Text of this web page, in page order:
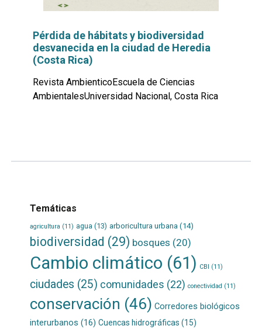
Pérdida de hábitats y biodiversidad
desvanecida en la ciudad de Heredia
(Costa Rica)
Revista AmbienticoEscuela de Ciencias
AmbientalesUniversidad Nacional, Costa Rica
Temáticas
agricultura (11) agua (13) arboricultura urbana(14)
biodiversidad (29) bosques (20)
Cambio climático (61) CBI (11)
ciudades (25) comunidades (22) conectividad (11)
conservación (46) Corredores biológicos
interurbanos (16) Cuencas hidrográficas (15)